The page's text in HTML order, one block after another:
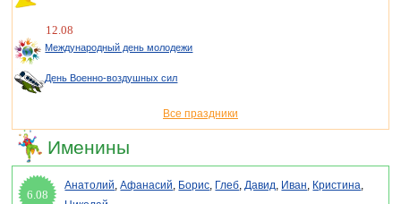
12.08
Международный день молодежи
День Военно-воздушных сил
Все праздники
Именины
6.08
Анатолий,Афанасий, Борис, Глеб,Давид, Иван, Кристина,